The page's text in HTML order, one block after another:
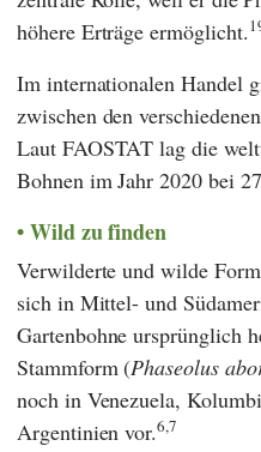
höhere Erträge ermöglicht.
Im internationalen Handel
zwischen den
Laut FAOSTAT lag die
Bohnen im Jahr 2020 bei
Wild zu finden
Verwilderte und wilde
sich in Mittel- und
Gartenbohne ursprünglich
Stammform (Phaseolus
noch in Venezuela,
Argentinien vor.6,7